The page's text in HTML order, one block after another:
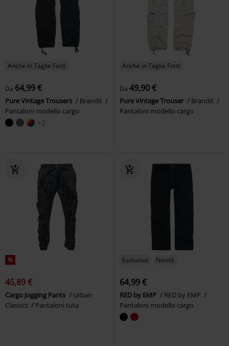
Anche in Taglie Forti
Da 64,99 €
Pure Vintage Trousers
Brandit
Pantaloni modello cargo
+2
Anche in Taglie Forti
Da 49,90 €
Pure Vintage Trouser
Brandit
Pantaloni modello cargo
%
45,89 €
Cargo Jogging Pants
Urban
Classics
Pantaloni tuta
Esclusiva Novità
64,99 €
RED by EMP
RED by EMP
Pantaloni modello cargo